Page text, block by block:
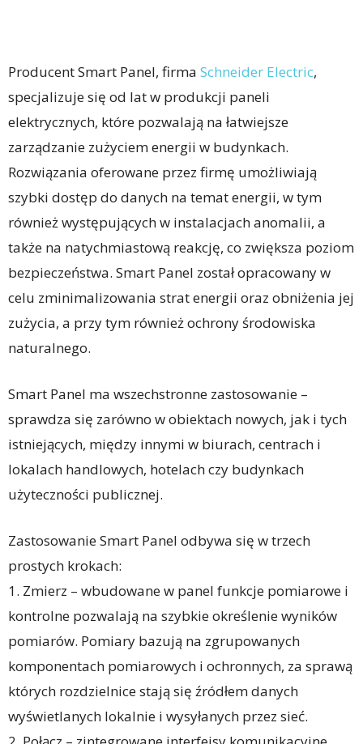
Producent Smart Panel, firma Schneider Electric,
specjalizuje się od lat w produkcji paneli
elektrycznych, które pozwalają na łatwiejsze
zarządzanie zużyciem energii w budynkach.
Rozwiązania oferowane przez firmę umożliwiają
szybki dostęp do danych na temat energii, w tym
również występujących w instalacjach anomalii, a
także na natychmiastową reakcję, co zwiększa poziom
bezpieczeństwa. Smart Panel został opracowany w
celu zminimalizowania strat energii oraz obniżenia jej
zużycia, a przy tym również ochrony środowiska
naturalnego.
Smart Panel ma wszechstronne zastosowanie –
sprawdza się zarówno w obiektach nowych, jak i tych
istniejących, między innymi w biurach, centrach i
lokalach handlowych, hotelach czy budynkach
użyteczności publicznej.
Zastosowanie Smart Panel odbywa się w trzech
prostych krokach:
1. Zmierz – wbudowane w panel funkcje pomiarowe i
kontrolne pozwalają na szybkie określenie wyników
pomiarów. Pomiary bazują na zgrupowanych
komponentach pomiarowych i ochronnych, za sprawą
których rozdzielnice stają się źródłem danych
wyświetlanych lokalnie i wysyłanych przez sieć.